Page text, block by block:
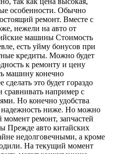
особенности. Обычно
ремонт. Вместе с
нежели на авто от
машины Стоимость
есть уйму бонусов при
кредиты. Можно будет
к ремонту и цену
машину конечно
это будет гораздо
сравнивать например с
Но конечно удобства
надежность ниже. Но можно
момент ремонт, запчастей
Прежде авто китайских
недолговечными, а кроме
На текущий момент